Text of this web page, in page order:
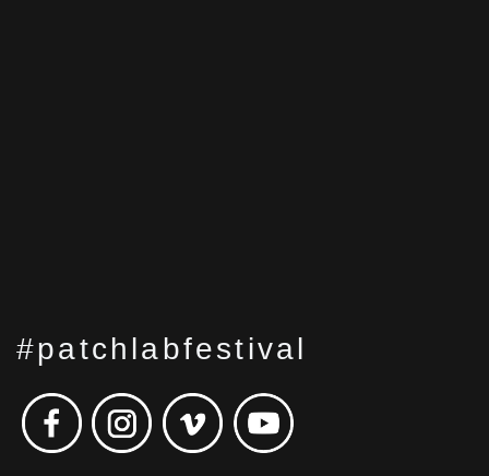
#patchlabfestival